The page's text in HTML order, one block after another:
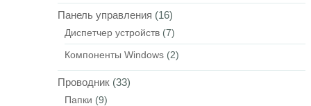
Панель управления (16)
Диспетчер устройств (7)
Компоненты Windows (2)
Проводник (33)
Папки (9)